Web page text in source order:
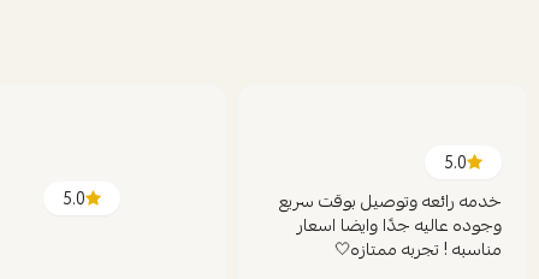
5.0
خدمه رائعه وتوصيل بوقت سريع
وجوده عاليه جدًا وايضا اسعار
مناسبه ! تجربه ممتازه🤍
5.0